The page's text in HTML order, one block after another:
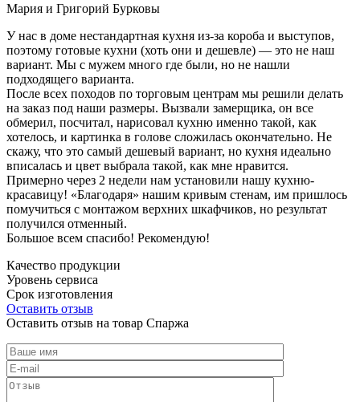
Мария и Григорий Бурковы
У нас в доме нестандартная кухня из-за короба и выступов,
поэтому готовые кухни (хоть они и дешевле) — это не наш
вариант. Мы с мужем много где были, но не нашли
подходящего варианта.
После всех походов по торговым центрам мы решили делать
на заказ под наши размеры. Вызвали замерщика, он все
обмерил, посчитал, нарисовал кухню именно такой, как
хотелось, и картинка в голове сложилась окончательно. Не
скажу, что это самый дешевый вариант, но кухня идеально
вписалась и цвет выбрала такой, как мне нравится.
Примерно через 2 недели нам установили нашу кухню-
красавицу! «Благодаря» нашим кривым стенам, им пришлось
помучиться с монтажом верхних шкафчиков, но результат
получился отменный.
Большое всем спасибо! Рекомендую!
Качество продукции
Уровень сервиса
Срок изготовления
Оставить отзыв
Оставить отзыв на товар Спаржа